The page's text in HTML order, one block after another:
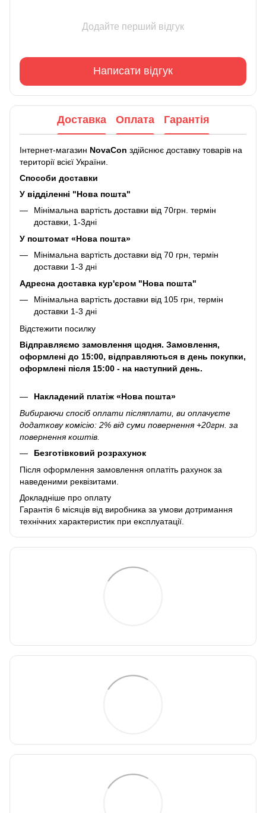
Додайте перший відгук
Написати відгук
Доставка Оплата Гарантія
Інтернет-магазин NovaCon здійснює доставку товарів на
території всієї України.
Способи доставки
У відділенні "Нова пошта"
Мінімальна вартість доставки від 70грн. термін
доставки, 1-3дні
У поштомат «Нова пошта»
Мінімальна вартість доставки від 70 грн, термін
доставки 1-3 дні
Адресна доставка кур'єром "Нова пошта"
Мінімальна вартість доставки від 105 грн, термін
доставки 1-3 дні
Відстежити посилку
Відправляємо замовлення щодня. Замовлення,
оформлені до 15:00, відправляються в день покупки,
оформлені після 15:00 - на наступний день.
Накладений платіж «Нова пошта»
Вибираючи спосіб оплати післяплати, ви оплачуєте
додаткову комісію: 2% від суми повернення +20грн. за
повернення коштів.
Безготівковий розрахунок
Після оформлення замовлення оплатіть рахунок за
наведеними реквізитами.
Докладніше про оплату
Гарантія 6 місяців від виробника за умови дотримання
технічних характеристик при експлуатації.